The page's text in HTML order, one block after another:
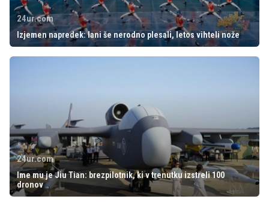
24ur.com
Izjemen napredek: lani še nerodno plesali, letos vihteli nože
24ur.com
Ime mu je Jiu Tian: brezpilotnik, ki v trenutku izstreli 100
dronov